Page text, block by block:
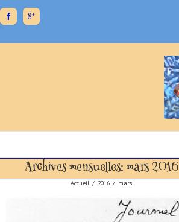
Archives mensuelles:mars 2016
Accueil / 2016 / mars